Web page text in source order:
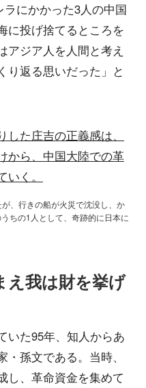
にかかった3人の中国
に投げ捨てるところを
アジア人を人間と考え
り返る思いだった」と
た庄吉の正義感は、
から、中国大陸での革
く。
、行きの船が火災で沈没し、か
ちの1人として、奇跡的に日本に
え我は財を挙げ
いた95年、知人からあ
孫文である。当時、
し、革命資金を集めて